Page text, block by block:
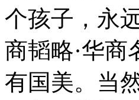
个孩子，永
商韬略·华
有国美。当